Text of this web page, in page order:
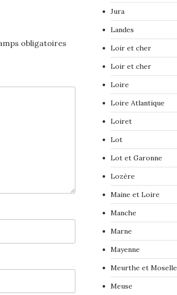
obligatoires
Jura
Landes
Loir et cher
Loir et cher
Loire
Loire Atlantique
Loiret
Lot
Lot et Garonne
Lozère
Maine et Loire
Manche
Marne
Mayenne
Meurthe et Moselle
Meuse